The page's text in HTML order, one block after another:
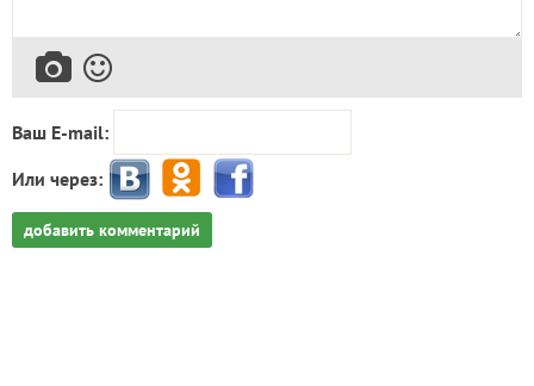
Ваш E-mail:
Или через:
добавить комментарий